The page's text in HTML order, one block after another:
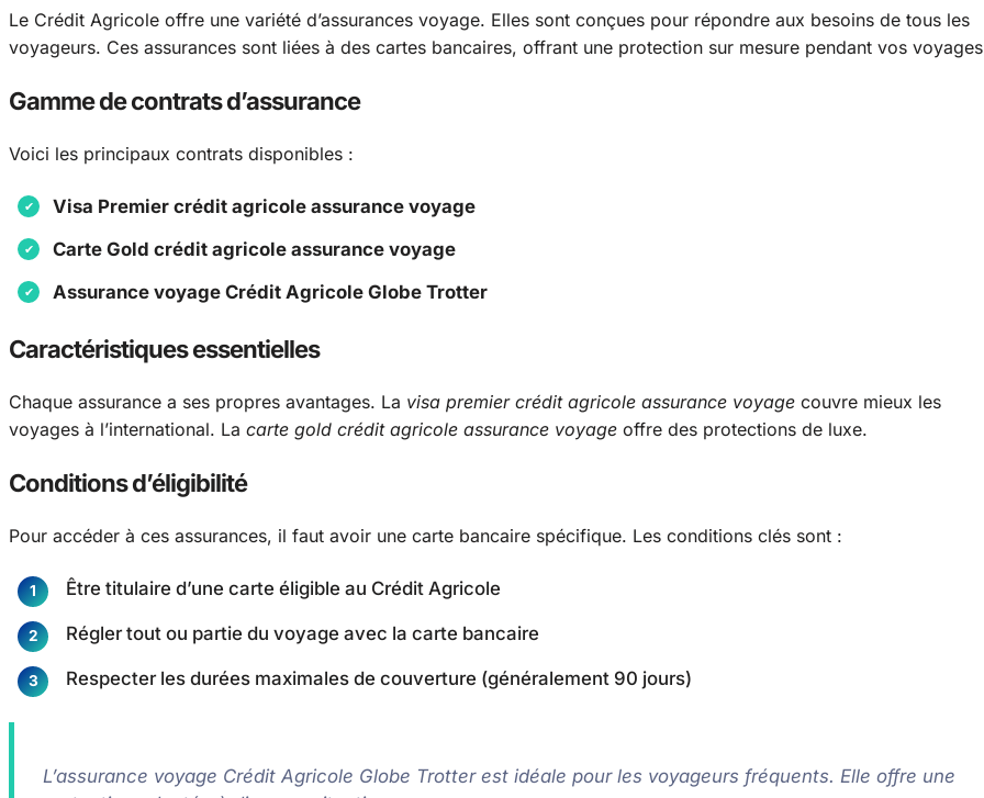
Le Crédit Agricole offre une variété d’assurances voyage. Elles sont conçues pour répondre aux besoins de tous les
voyageurs. Ces assurances sont liées à des cartes bancaires, offrant une protection sur mesure pendant vos
Gamme de contrats d’assurance
Voici les principaux contrats disponibles :
Visa Premier crédit agricole assurance voyage
Carte Gold crédit agricole assurance voyage
Assurance voyage Crédit Agricole Globe Trotter
Caractéristiques essentielles
Chaque assurance a ses propres avantages. La visa premier crédit agricole assurance voyage couvre mieux les
voyages à l’international. La carte gold crédit agricole assurance voyage offre des protections de luxe.
Conditions d’éligibilité
Pour accéder à ces assurances, il faut avoir une carte bancaire spécifique. Les conditions clés sont :
Être titulaire d’une carte éligible au Crédit Agricole
Régler tout ou partie du voyage avec la carte bancaire
Respecter les durées maximales de couverture (généralement 90 jours)
L’assurance voyage Crédit Agricole Globe Trotter est idéale pour les voyageurs fréquents. Elle offre une